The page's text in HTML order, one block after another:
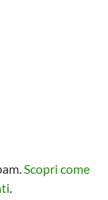
Scopri come
.